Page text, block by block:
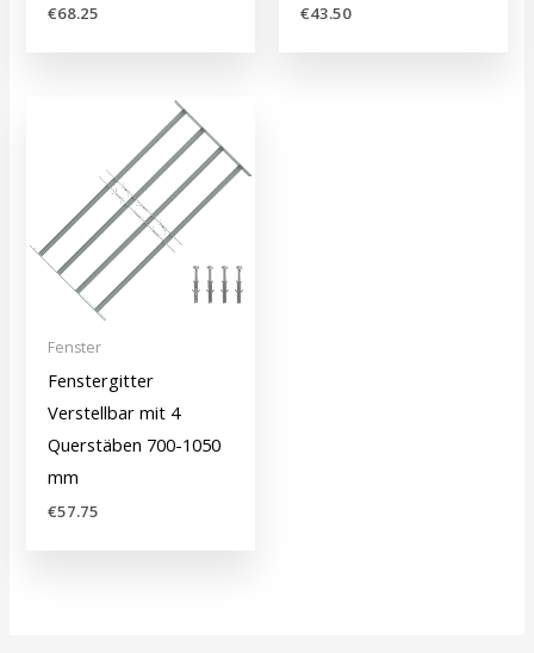
€68.25 €43.50
Fenster
Fenstergitter
Verstellbar mit 4
Querstäben 700-1050
mm
€57.75